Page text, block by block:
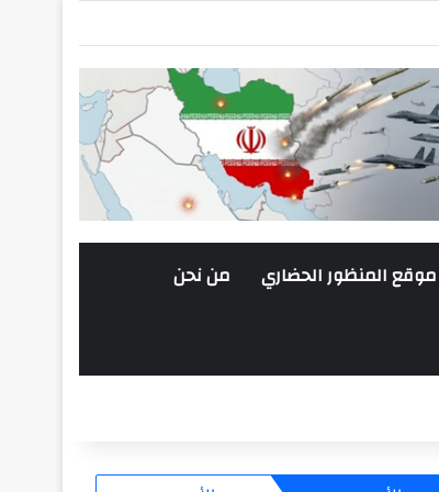
موقع المنظور الحضاري من نحن